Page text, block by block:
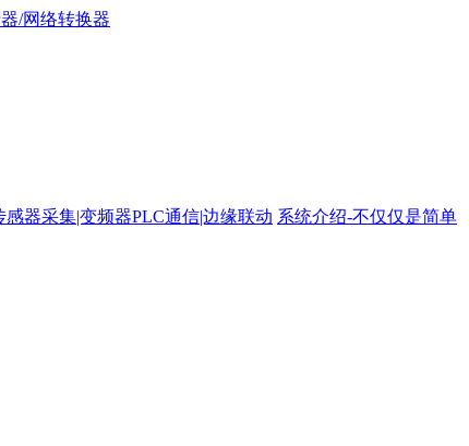
感器采集|变频器PLC通信|边缘联动 系统介绍-不仅仅是简单